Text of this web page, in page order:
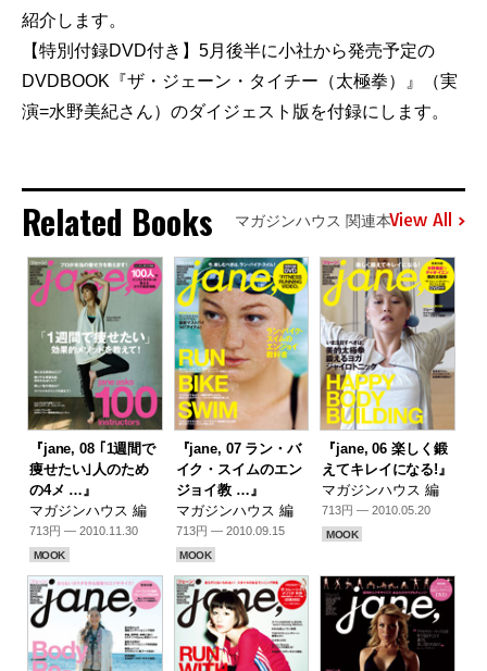
紹介します。
【特別付録DVD付き】5月後半に小社から発売予定の
DVDBOOK『ザ・ジェーン・タイチー（太極拳）』（実
演=水野美紀さん）のダイジェスト版を付録にします。
Related Books マガジンハウス 関連本View All
『jane, 08 ｢1週間で
痩せたい｣人のため
の4メ …』
マガジンハウス 編
713円 — 2010.11.30
MOOK
『jane, 07 ラン・バ
イク・スイムのエン
ジョイ教 …』
マガジンハウス 編
713円 — 2010.09.15
MOOK
『jane, 06 楽しく鍛
えてキレイになる!』
マガジンハウス 編
713円 — 2010.05.20
MOOK